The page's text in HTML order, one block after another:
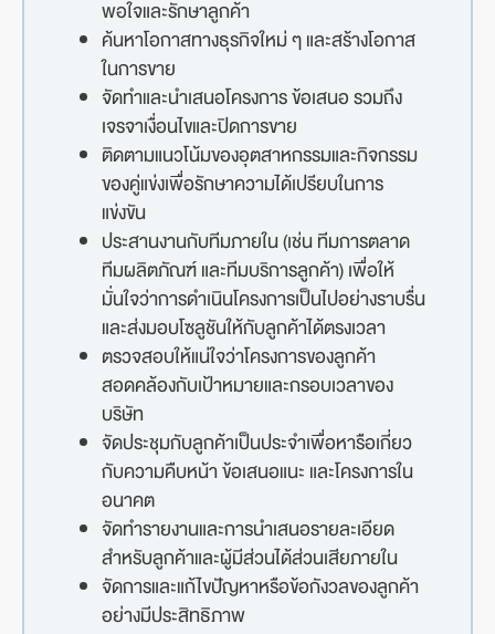
พอใจและรักษาลูกค้า
ค้นหาโอกาสทางธุรกิจใหม่ ๆ และสร้างโอกาส
ในการขาย
จัดทำและนำเสนอโครงการ ข้อเสนอ รวมถึง
เจรจาเงื่อนไขและปิดการขาย
ติดตามแนวโน้มของอุตสาหกรรมและกิจกรรม
ของคู่แข่งเพื่อรักษาความได้เปรียบในการ
แข่งขัน
ประสานงานกับทีมภายใน (เช่น ทีมการตลาด
ทีมผลิตภัณฑ์ และทีมบริการลูกค้า) เพื่อให้
มั่นใจว่าการดำเนินโครงการเป็นไปอย่างราบรื่น
และส่งมอบโซลูชันให้กับลูกค้าได้ตรงเวลา
ตรวจสอบให้แน่ใจว่าโครงการของลูกค้า
สอดคล้องกับเป้าหมายและกรอบเวลาของ
บริษัท
จัดประชุมกับลูกค้าเป็นประจำเพื่อหารือเกี่ยว
กับความคืบหน้า ข้อเสนอแนะ และโครงการใน
อนาคต
จัดทำรายงานและการนำเสนอรายละเอียด
สำหรับลูกค้าและผู้มีส่วนได้ส่วนเสียภายใน
จัดการและแก้ไขปัญหาหรือข้อกังวลของลูกค้า
อย่างมีประสิทธิภาพ